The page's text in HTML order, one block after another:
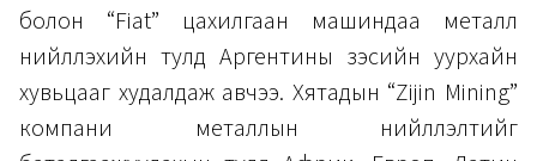
болон “Fiat” цахилгаан машиндаа металл
нийлүүлэхийн тулд Аргентины зэсийн уурхайн
хувьцааг худалдаж авчээ. Хятадын “Zijin Mining”
компани металлын нийлүүлэлтийг